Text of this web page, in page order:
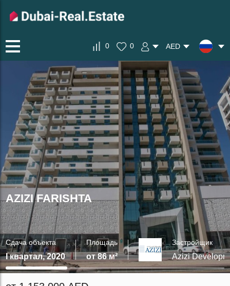
0 0 AED
AZIZI FARISHTA
Сдача объекта
I квартал, 2020
Площадь
от 86 м²
Застройщик
Azizi